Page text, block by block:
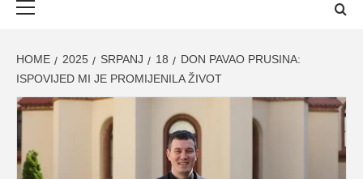
HOME 2025 SRPANJ 18
DON PAVAO PRUSINA:
ISPOVIJED MI JE PROMIJENILA ŽIVOT